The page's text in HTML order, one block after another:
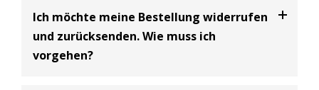
Ich möchte meine Bestellung widerrufen
und zurücksenden. Wie muss ich
vorgehen?